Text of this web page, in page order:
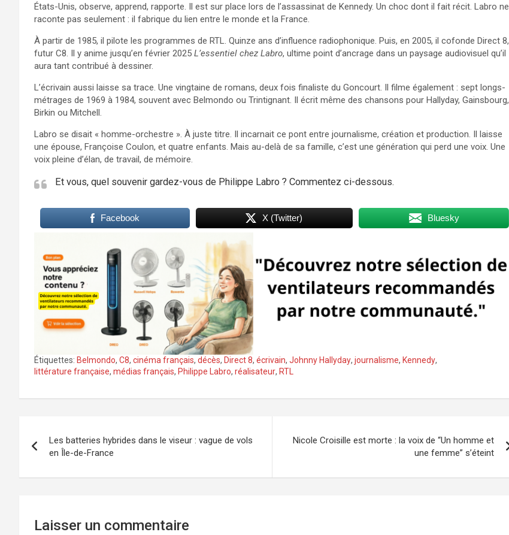
États-Unis, observe, apprend, rapporte. Il est sur place lors de l’assassinat de Kennedy. Un choc dont il fait récit. Labro ne
raconte pas seulement : il fabrique du lien entre le monde et la France.
À partir de 1985, il pilote les programmes de RTL. Quinze ans d’influence radiophonique. Puis, en 2005, il cofonde Direct 8,
futur C8. Il y anime jusqu’en février 2025 L’essentiel chez Labro, ultime point d’ancrage dans un paysage audiovisuel qu’il
aura tant contribué à dessiner.
L’écrivain aussi laisse sa trace. Une vingtaine de romans, deux fois finaliste du Goncourt. Il filme également : sept longs-
métrages de 1969 à 1984, souvent avec Belmondo ou Trintignant. Il écrit même des chansons pour Hallyday, Gainsbourg,
Birkin ou Mitchell.
Labro se disait « homme-orchestre ». À juste titre. Il incarnait ce pont entre journalisme, création et production. Il laisse
une épouse, Françoise Coulon, et quatre enfants. Mais au-delà de sa famille, c’est une génération qui perd une voix. Une
voix pleine d’élan, de travail, de mémoire.
Et vous, quel souvenir gardez-vous de Philippe Labro ? Commentez ci-dessous.
Facebook X (Twitter) Bluesky
Étiquettes: Belmondo, C8, cinéma français, décès, Direct 8, écrivain, Johnny Hallyday, journalisme, Kennedy,
littérature française, médias français, Philippe Labro, réalisateur, RTL
de
l’article
Les batteries hybrides dans le viseur : vague de vols
en Île-de-France
Nicole Croisille est morte : la voix de “Un homme et
une femme” s’éteint
Laisser un commentaire